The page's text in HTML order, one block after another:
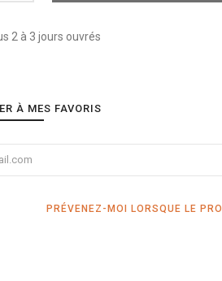
2 à 3 jours ouvrés
À MES FAVORIS
PRÉVENEZ-MOI LORSQUE LE